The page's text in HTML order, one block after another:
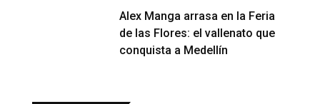
Alex Manga arrasa en la Feria
de las Flores: el vallenato que
conquista a Medellín